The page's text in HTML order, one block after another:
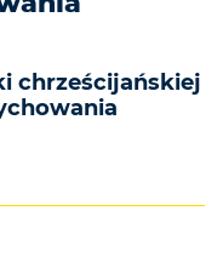
chrześcijańskiej